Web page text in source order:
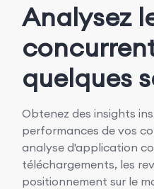
Analysez
quelques
Obtenez des insights
performances de vos
analyse d'application
téléchargements, les
positionnement sur le